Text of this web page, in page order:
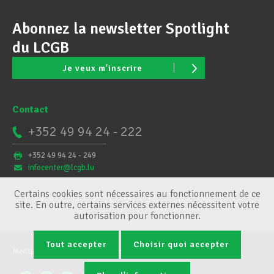
Abonnez la newsletter Spotlight
du LCGB
Je veux m'inscrire
Contact
+352 49 94 24 - 222
+352 49 94 24 - 249
infocenter@lcgb.lu
Conditions générales Gestion des cookies
Certains cookies sont nécessaires au fonctionnement de ce
site. En outre, certains services externes nécessitent votre
autorisation pour fonctionner.
Tout accepter Choisir quoi accepter